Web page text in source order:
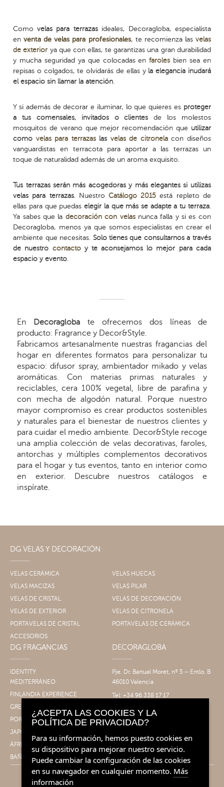
Comovelas para terrazasideales, Decoragloba, especialista
enventa de velas para profesionales, te recomienza las velas
de exterior ya que con ellas, te garantizas una gran durabilidad
y mucha seguridad ya que colocadas enfaroles bien sea en
repisas o colgados, te olvidarás de ellas y la elegancia inudará
el espacio sin llamar la atención
Y si además de decorar e iluminar, lo que quieres es proteger
a tus comensales, invitados o clientes de los molestos
mosquitos de verano que mejor recomendación que utilizar
como velas para terrazaslas velas de citronelacon diseños
vanguardistas en terracota para aportar a las terrazas un
toque de naturalidad además de un aroma exquisito.
Tus terrazas serán más acogedoras y más elegantes si utilizas
velas para terrazas. NuestroCatálogo 2015 está repleto de
ellas para que puedaselegir la que más se adapte a tu terraza.
Ya sabes que la decoración con velasnunca falla y si es con
Decoragloba, menos ya que somos especialistas en crear el
ambiente que necesitas. Solo tienes que consultarnos a través
de nuestro contactoy te aconsejamos lo mejor para cada
espacio y evento
En Decoragloba te ofrecemos dos líneas de
producto: Fragrance y Decor&Style.
Fabricamos artesanalmente nuestras fragancias del
hogar en diferentes formatos para personalizar tu
espacio: difusor spray, ambientador mikado y velas
aromáticas. Con materias primas naturales y
reciclables, cera 100% vegetal, libre de parafina y
con mecha de algodón natural. Porque nuestro
mayor compromiso es crear productos sostenibles
y naturales para el bienestar de nuestros clientes y
para cuidar el medio ambiente. Decor&Style recoge
una amplia colección de velas decorativas, faroles,
antorchas y múltiples complementos decorativos
para el hogar y tus eventos, tanto en interior como
en exterior. Descubre nuestros catálogos e
inspírate.
DG VELAS Y DECORACIÓN
VELAS CERÁMICA
VELAS HUECAS
VELAS MACIZAS
VELAS PILAR
VELAS DE CRISTAL
VELAS DE DECORACIÓN
VELAS DE EXTERIOR
VELAS DE CITRONELA
PORTAVELAS DE CRISTAL
PORTAVELAS DE CERÁMICA
ACCESORIOS
DG FRAGANCIAS
IDENTITY
MEDITERRÁNEO
FINLANDIA EXPERIENCE
GRECIA EXPERIENCE
PORTUGAL EXPERIENCE
JAPÓN EXPERIENCE
ÁFRICA EXPERIENCE
BAÑO&CUERPO
DECORAGLOBA
Pje. Dr. Bartual Moret, nº 5 – Entlo. B
46010 Valencia
Tel: +34 96 338 17 17
info@decoragloba.com
¿ACEPTA LAS COOKIES Y LA
POLÍTICA DE PRIVACIDAD?
Para su información, hemos puesto cookies en
su dispositivo para mejorar nuestro servicio.
Puede cambiar la configuración de las cookies
en su navegador en cualquier momento. Más
información